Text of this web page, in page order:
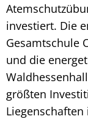
investiert. Die
Gesamtschule
und die
größten
Liegenschaften